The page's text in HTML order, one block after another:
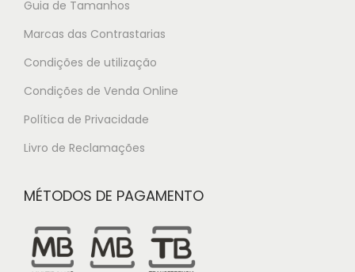
Guia de Tamanhos
Marcas das Contrastarias
Condições de utilização
Condições de Venda Online
Política de Privacidade
Livro de Reclamações
MÉTODOS DE PAGAMENTO